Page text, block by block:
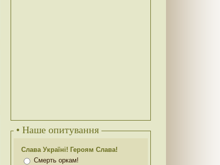
• Наше опитування
Слава Україні! Героям Слава!
Смерть оркам!